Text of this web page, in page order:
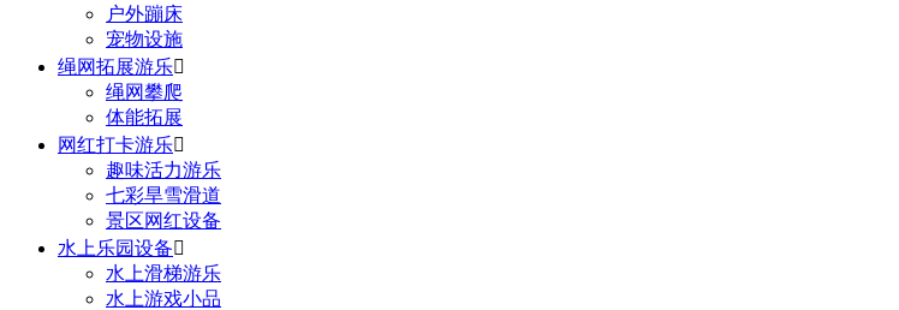
户外蹦床
宠物设施
绳网拓展游乐
绳网攀爬
体能拓展
网红打卡游乐
趣味活力游乐
七彩旱雪滑道
景区网红设备
水上乐园设备
水上滑梯游乐
水上游戏小品